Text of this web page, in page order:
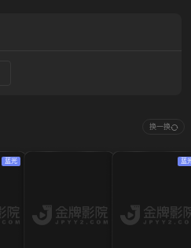
换一换
蓝光 蓝